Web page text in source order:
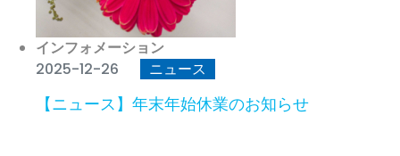
インフォメーション
2025-12-26
ニュース
【ニュース】年末年始休業のお知らせ